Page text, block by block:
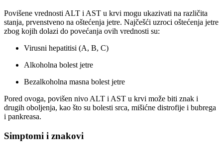
Povišene vrednosti ALT i AST u krvi mogu ukazivati na različita
stanja, prvenstveno na oštećenja jetre. Najčešći uzroci oštećenja jetre
zbog kojih dolazi do povećanja ovih vrednosti su:
Virusni hepatitisi (A, B, C)
Alkoholna bolest jetre
Bezalkoholna masna bolest jetre
Pored ovoga, povišen nivo ALT i AST u krvi može biti znak i
drugih oboljenja, kao što su bolesti srca, mišićne distrofije i bubrega
i pankreasa.
Simptomi i znakovi